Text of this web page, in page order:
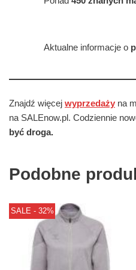
Aktualne informacje o
Znajdź więcej wyprzedaży na
na SALEnow.pl. Codziennie
być droga.
Podobne
SALE - 32%